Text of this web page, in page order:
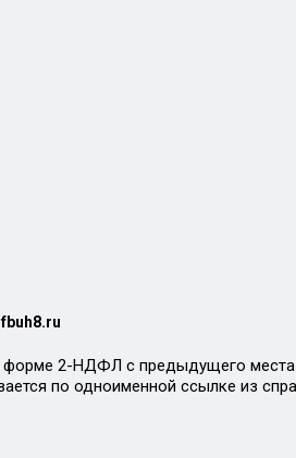
форме 2-НДФЛ с предыдущего
по одноименной ссылке из